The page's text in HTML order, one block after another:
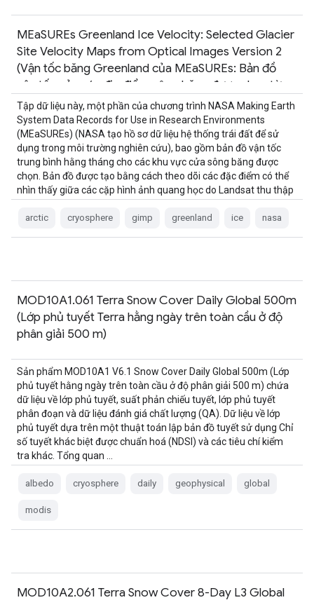
MEaSUREs Greenland Ice Velocity: Selected Glacier
Site Velocity Maps from Optical Images Version 2
(Vận tốc băng Greenland của MEaSUREs: Bản đồ
vận tốc của các địa điểm sông băng được chọn từ
hình ảnh quang học phiên bản 2)
Tập dữ liệu này, một phần của chương trình NASA Making Earth
System Data Records for Use in Research Environments
(MEaSUREs) (NASA tạo hồ sơ dữ liệu hệ thống trái đất để sử
dụng trong môi trường nghiên cứu), bao gồm bản đồ vận tốc
trung bình hằng tháng cho các khu vực cửa sông băng được
chọn. Bản đồ được tạo bằng cách theo dõi các đặc điểm có thể
nhìn thấy giữa các cặp hình ảnh quang học do Landsat thu thập
arctic cryosphere gimp greenland ice nasa
MOD10A1.061 Terra Snow Cover Daily Global 500m
(Lớp phủ tuyết Terra hằng ngày trên toàn cầu ở độ
phân giải 500 m)
Sản phẩm MOD10A1 V6.1 Snow Cover Daily Global 500m (Lớp
phủ tuyết hằng ngày trên toàn cầu ở độ phân giải 500 m) chứa
dữ liệu về lớp phủ tuyết, suất phản chiếu tuyết, lớp phủ tuyết
phân đoạn và dữ liệu đánh giá chất lượng (QA). Dữ liệu về lớp
phủ tuyết dựa trên một thuật toán lập bản đồ tuyết sử dụng Chỉ
số tuyết khác biệt được chuẩn hoá (NDSI) và các tiêu chí kiểm
tra khác. Tổng quan …
albedo cryosphere daily geophysical global
modis
MOD10A2.061 Terra Snow Cover 8-Day L3 Global